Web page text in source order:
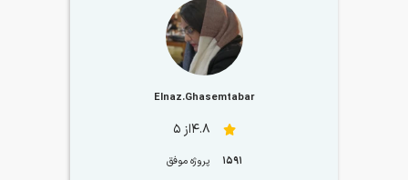
Elnaz.Ghasemtabar
4.8از 5
1591 پروژه موفق